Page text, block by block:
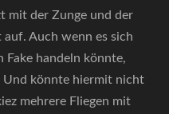
mit der Zunge und der
Auch wenn es sich
Fake handeln könnte,
Und könnte hiermit nicht
mehrere Fliegen mit